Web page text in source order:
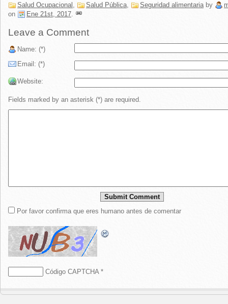
Salud Ocupacional , Salud Pública, Seguridad alimentariaby
on
Ene 21st, 2017.
Leave a Comment
Name: (*)
Email: (*)
Website:
Fields marked by an asterisk (*) are required.
Por favor confirma que eres humano antes de comentar
Código CAPTCHA*